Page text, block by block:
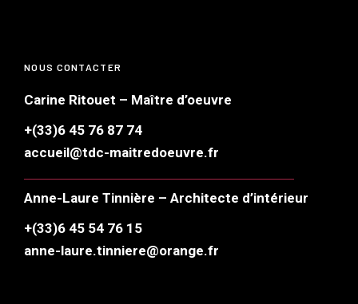
NOUS CONTACTER
Carine Ritouet – Maître d’oeuvre
+(33)6 45 76 87 74
accueil@tdc-maitredoeuvre.fr
Anne-Laure Tinnière – Architecte d’intérieur
+(33)6 45 54 76 15
anne-laure.tinniere@orange.fr